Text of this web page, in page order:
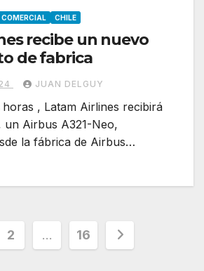
CHILE
recibe un nuevo
de fabrica
JUAN DELGUY
, Latam Airlines recibirá
Airbus A321-Neo,
la fábrica de Airbus…
2 … 16